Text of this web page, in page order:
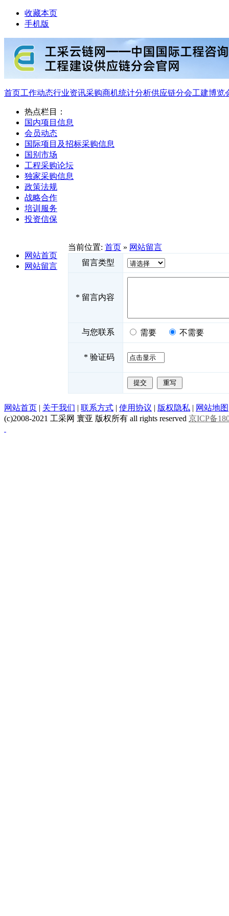
收藏本页
手机版
首页工作动态行业资讯采购商机统计分析供应链分会工建博览
热点栏目：
国内项目信息
会员动态
国际项目及招标采购信息
国别市场
工程采购论坛
独家采购信息
政策法规
战略合作
培训服务
投资信保
网站首页
网站留言
当前位置: 首页 » 网站留言
留言类型
* 留言内容
与您联系 需要 不需要
* 验证码
网站首页 | 关于我们 | 联系方式 | 使用协议 | 版权隐私 | 网站地图
(c)2008-2021 工采网 寰亚 版权所有 all rights reserved 京ICP备